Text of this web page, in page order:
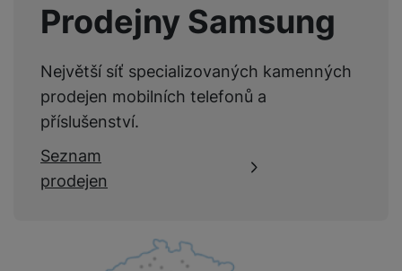
Prodejny Samsung
Největší síť specializovaných kamenných
prodejen mobilních telefonů a
příslušenství.
Seznam
prodejen